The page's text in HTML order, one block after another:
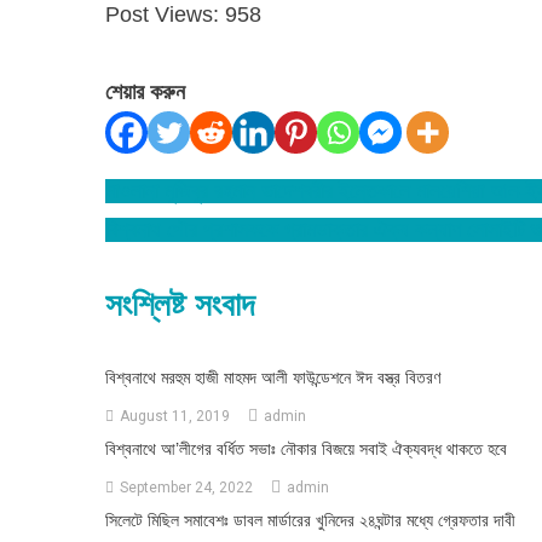
Post Views: 958
শেয়ার করুন
Post
সংশ্লিষ্ট সংবাদ
বিশ্বনাথে মরহুম হাজী মাহমদ আলী ফাউন্ডেশনে ঈদ বস্ত্র বিতরণ
August 11, 2019 admin
বিশ্বনাথে আ’লীগের বর্ধিত সভাঃ নৌকার বিজয়ে সবাই ঐক্যবদ্ধ থাকতে হবে
September 24, 2022 admin
সিলেটে মিছিল সমাবেশঃ ডাবল মার্ডারের খুনিদের ২৪ঘন্টার মধ্যে গ্রেফতার দাবী